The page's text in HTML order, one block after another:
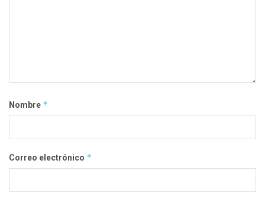
Nombre *
Correo electrónico *